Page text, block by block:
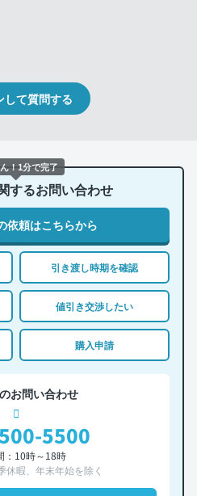
して質問する
するお問い合わせ
依頼はこちらから
引き渡し時期を確認
値引き交渉したい
購入申請
お問い合わせ
5500
：10時～18時
休暇、年末年始を除く
！1分で完了